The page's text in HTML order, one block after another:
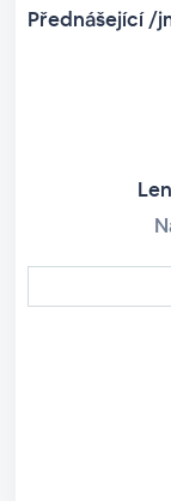
Přednášející /